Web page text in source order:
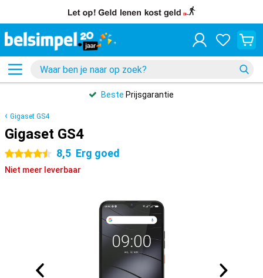
Beste Prijsgarantie
Gigaset GS4
Gigaset GS4
4.5 sterren 8,5 Erg goed
Niet meer leverbaar